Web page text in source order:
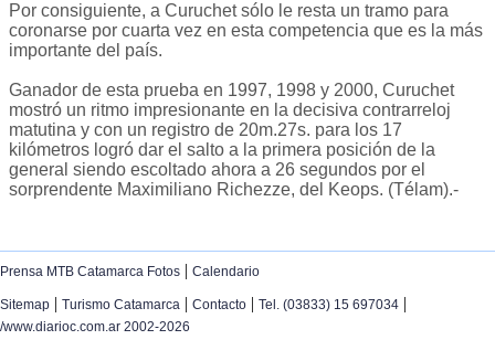
Por consiguiente, a Curuchet sólo le resta un tramo para
coronarse por cuarta vez en esta competencia que es la más
importante del país.
Ganador de esta prueba en 1997, 1998 y 2000, Curuchet
mostró un ritmo impresionante en la decisiva contrarreloj
matutina y con un registro de 20m.27s. para los 17
kilómetros logró dar el salto a la primera posición de la
general siendo escoltado ahora a 26 segundos por el
sorprendente Maximiliano Richezze, del Keops. (Télam).-
Prensa MTB Catamarca Fotos | Calendario
Sitemap | Turismo Catamarca | Contacto | Tel. (03833) 15 697034 |
/www.diarioc.com.ar 2002-2026